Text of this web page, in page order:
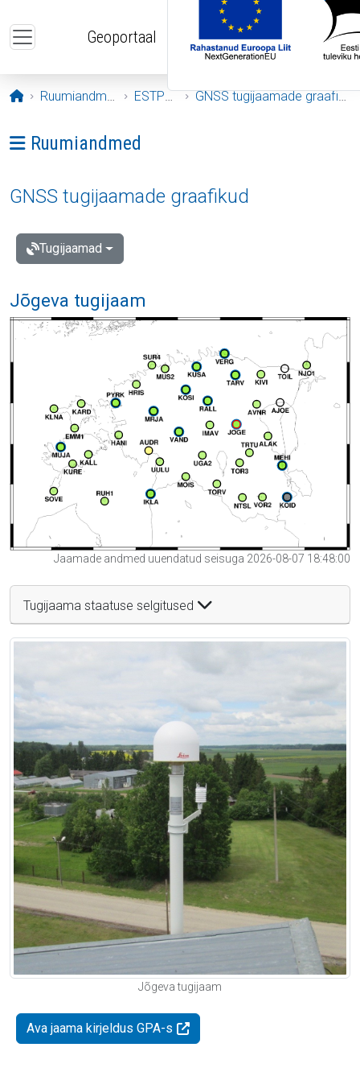
Geoportaal
Avaleht
Ruumiandmed ESTPOS GNSS tugijaamade graafikud
Ava menüü: Ruumiandmed
Ruumiandmed
GNSS tugijaamade graafikud
Tugijaamad
Jõgeva tugijaam
Jaamade andmed uuendatud seisuga 2026-08-07 18:48:00
Tugijaama staatuse selgitused
Jõgeva tugijaam
Ava jaama kirjeldus GPA-s